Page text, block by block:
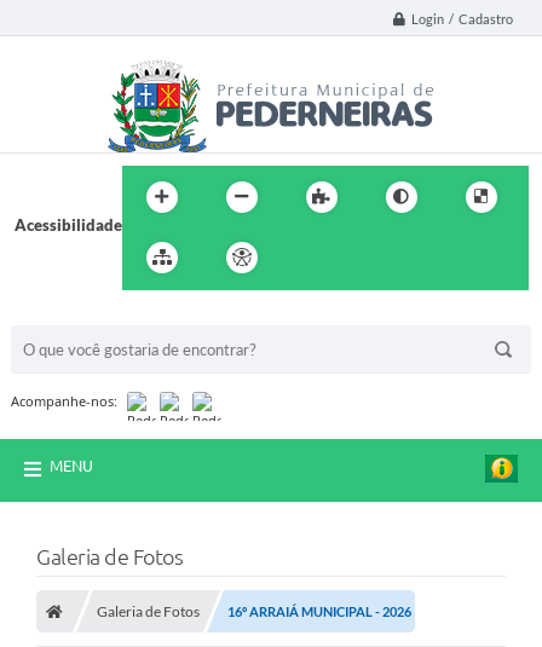
Login / Cadastro
Acessibilidade
Acompanhe-nos:
MENU
Galeria de Fotos
Galeria de Fotos 16º ARRAIÁ MUNICIPAL - 2026